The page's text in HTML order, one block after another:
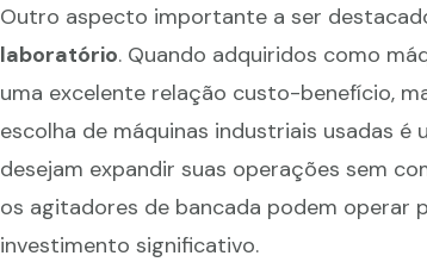
Outro aspecto importante a ser
laboratório. Quando adquiridos como
uma excelente relação custo-benefício,
escolha de máquinas industriais usadas
desejam expandir suas operações sem
os agitadores de bancada podem operar
investimento significativo.